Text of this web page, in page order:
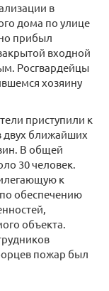
в
дома по улице
прибыл
входной
Росгвардейцы
хозяину
приступили к
двух ближайших
В общей
30 человек.
к
обеспечению
объекта.
пожар был